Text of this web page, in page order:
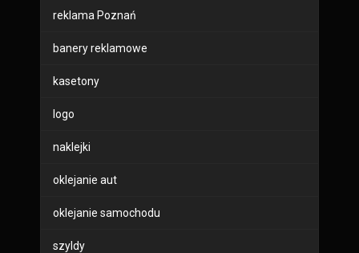
reklama Poznań
banery reklamowe
kasetony
logo
naklejki
oklejanie aut
oklejanie samochodu
szyldy